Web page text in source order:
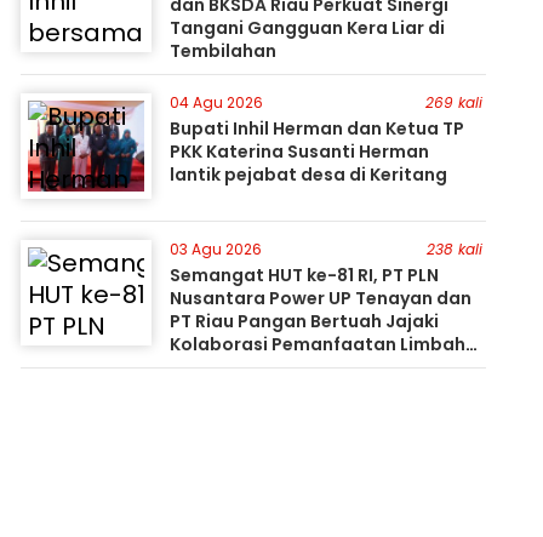
dan BKSDA Riau Perkuat Sinergi
Tangani Gangguan Kera Liar di
Tembilahan
04 Agu 2026 269 kali
Bupati Inhil Herman dan Ketua TP
PKK Katerina Susanti Herman
lantik pejabat desa di Keritang
03 Agu 2026 238 kali
Semangat HUT ke-81 RI, PT PLN
Nusantara Power UP Tenayan dan
PT Riau Pangan Bertuah Jajaki
Kolaborasi Pemanfaatan Limbah
FABA untuk Dukung Swasembada